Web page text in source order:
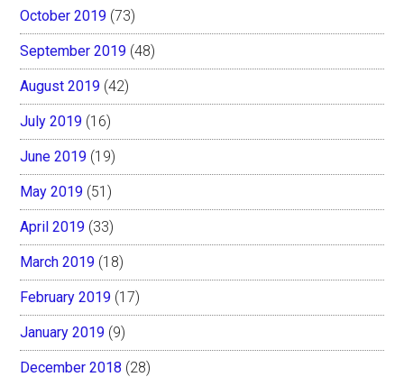
October 2019 (73)
September 2019 (48)
August 2019 (42)
July 2019 (16)
June 2019 (19)
May 2019 (51)
April 2019 (33)
March 2019 (18)
February 2019 (17)
January 2019 (9)
December 2018 (28)